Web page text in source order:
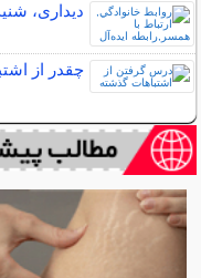
دیداری،
چقدر از